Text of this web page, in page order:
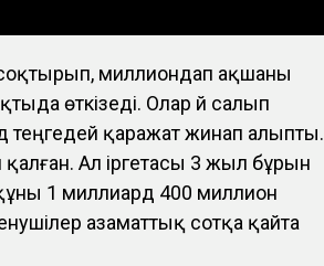
миллиондап ақшаны
өткізеді. Олар үй салып
теңгедей қаражат жинап алыпты.
Ал іргетасы 3 жыл бұрын
1 миллиард 400 миллион
азаматтық сотқа қайта